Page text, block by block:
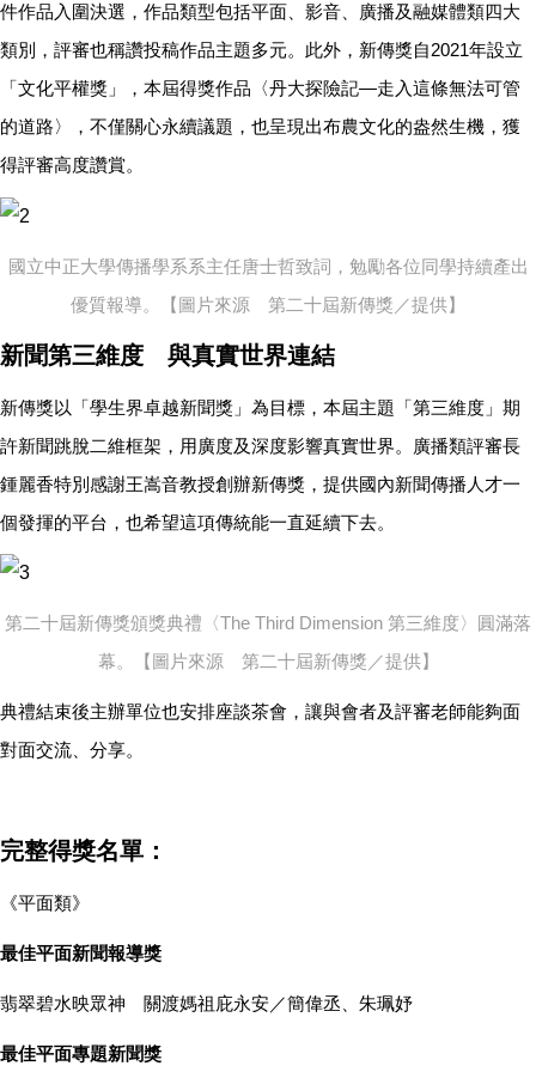
件作品入圍決選，作品類型包括平面、影音、廣播及融媒體類四大
類別，評審也稱讚投稿作品主題多元。此外，新傳獎自2021年設立
「文化平權獎」，本屆得獎作品〈丹大探險記—走入這條無法可管
的道路〉，不僅關心永續議題，也呈現出布農文化的盎然生機，獲
得評審高度讚賞。
國立中正大學傳播學系系主任唐士哲致詞，勉勵各位同學持續產出
優質報導。【圖片來源 第二十屆新傳獎／提供】
新聞第三維度 與真實世界連結
新傳獎以「學生界卓越新聞獎」為目標，本屆主題「第三維度」期
許新聞跳脫二維框架，用廣度及深度影響真實世界。廣播類評審長
鍾麗香特別感謝王嵩音教授創辦新傳獎，提供國內新聞傳播人才一
個發揮的平台，也希望這項傳統能一直延續下去。
第二十屆新傳獎頒獎典禮〈The Third Dimension 第三維度〉圓滿落
幕。【圖片來源 第二十屆新傳獎／提供】
典禮結束後主辦單位也安排座談茶會，讓與會者及評審老師能夠面
對面交流、分享。
完整得獎名單：
《平面類》
最佳平面新聞報導獎
翡翠碧水映眾神 關渡媽祖庇永安／簡偉丞、朱珮妤
最佳平面專題新聞獎